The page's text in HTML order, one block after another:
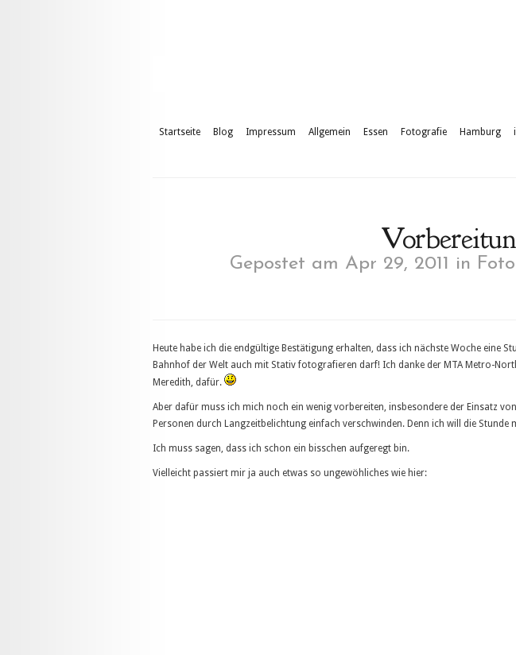
Startseite Blog Impressum Allgemein Essen Fotografie Hamburg
Gepostet am Apr 29, 2011 in
Heute habe ich die endgültige Bestätigung erhalten, dass ich nächste Woche eine
Bahnhof der Welt auch mit Stativ fotografieren darf! Ich danke der MTA Metro-
Meredith, dafür.
Aber dafür muss ich mich noch ein wenig vorbereiten, insbesondere der Einsatz
Personen durch Langzeitbelichtung einfach verschwinden. Denn ich will die Stunde
Ich muss sagen, dass ich schon ein bisschen aufgeregt bin.
Vielleicht passiert mir ja auch etwas so ungewöhliches wie hier: